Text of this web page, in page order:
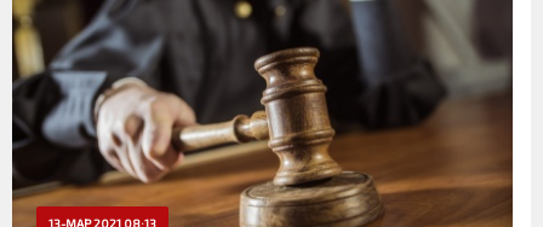
13-МАР 2021 08:13